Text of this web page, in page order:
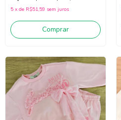
5 x de R$51,59 sem juros
Comprar